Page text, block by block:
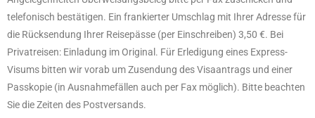
telefonisch bestätigen. Ein frankierter Umschlag mit Ihrer Adresse für
die Rücksendung Ihrer Reisepässe (per Einschreiben) 3,50 €. Bei
Privatreisen: Einladung im Original. Für Erledigung eines Express-
Visums bitten wir vorab um Zusendung des Visaantrags und einer
Passkopie (in Ausnahmefällen auch per Fax möglich). Bitte beachten
Sie die Zeiten des Postversands.